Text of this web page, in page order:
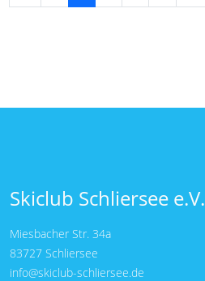
Skiclub Schliersee e.V.
Miesbacher Str. 34a
83727 Schliersee
info@skiclub-schliersee.de